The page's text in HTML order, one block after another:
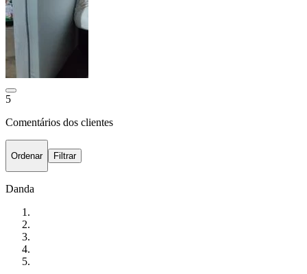
5
Comentários dos clientes
Ordenar Filtrar
Danda